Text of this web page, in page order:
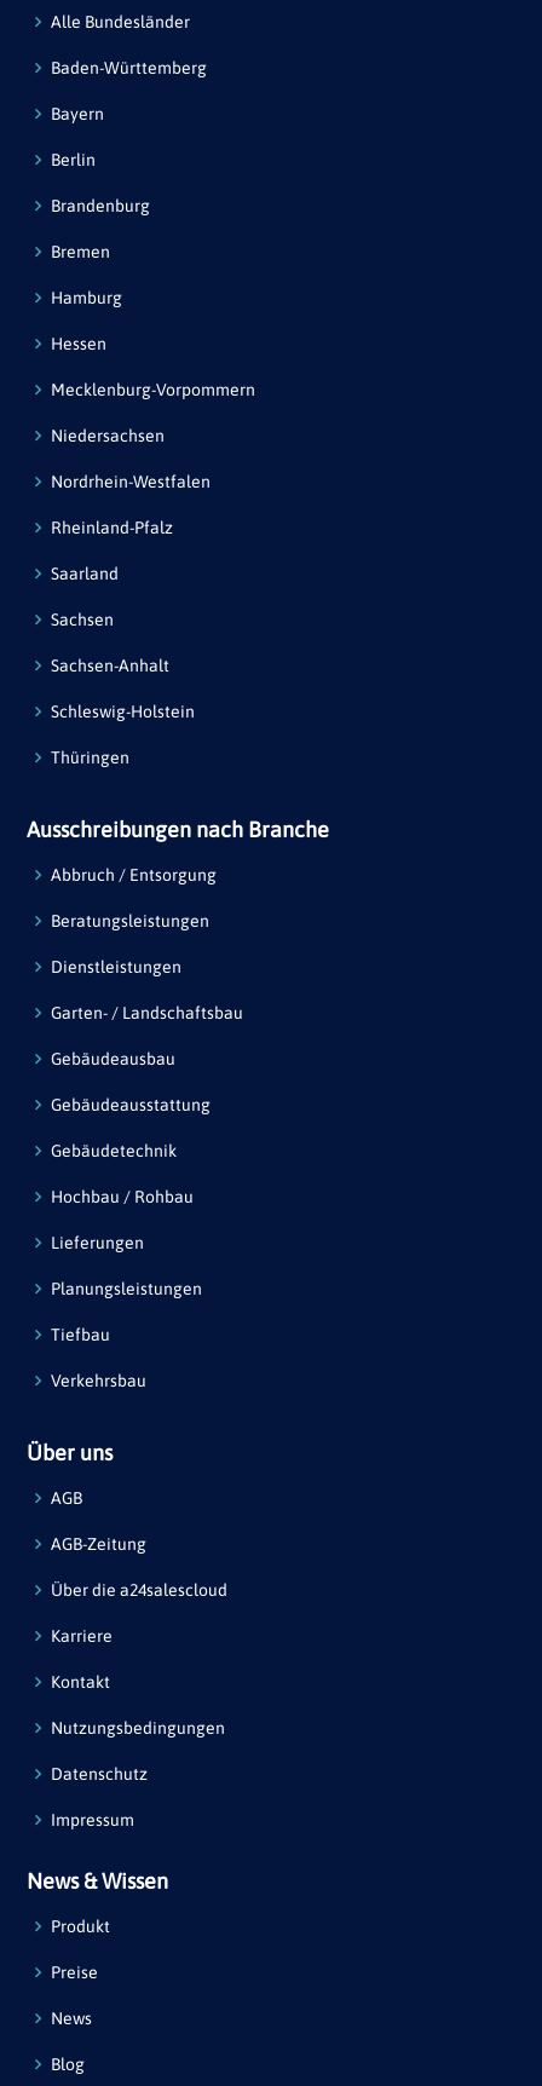
Alle Bundesländer
Baden-Württemberg
Bayern
Berlin
Brandenburg
Bremen
Hamburg
Hessen
Mecklenburg-Vorpommern
Niedersachsen
Nordrhein-Westfalen
Rheinland-Pfalz
Saarland
Sachsen
Sachsen-Anhalt
Schleswig-Holstein
Thüringen
Ausschreibungen nach Branche
Abbruch / Entsorgung
Beratungsleistungen
Dienstleistungen
Garten- / Landschaftsbau
Gebäudeausbau
Gebäudeausstattung
Gebäudetechnik
Hochbau / Rohbau
Lieferungen
Planungsleistungen
Tiefbau
Verkehrsbau
Über uns
AGB
AGB-Zeitung
Über die a24salescloud
Karriere
Kontakt
Nutzungsbedingungen
Datenschutz
Impressum
News & Wissen
Produkt
Preise
News
Blog